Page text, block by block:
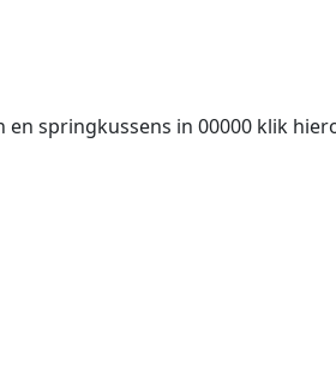
springkussens in 00000 klik